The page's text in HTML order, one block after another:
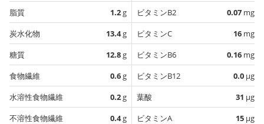
脂質
1.2g
炭水化物
13.4g
糖質
12.8g
食物繊維
0.6g
水溶性食物繊維
0.2g
不溶性食物繊維
0.4g
ビタミンB2
0.07 mg
ビタミンC
16 mg
ビタミンB6
0.16 mg
ビタミンB12
0.0 µg
葉酸
31 µg
ビタミンA
15 µg